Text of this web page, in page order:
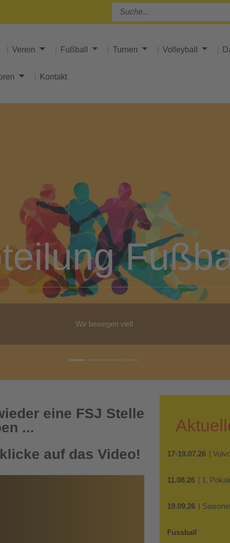
Verein Fußball Turnen Volleyball
Kontakt
Yoga, Step-Aerobic, Gymnastik, Walking - für jeden ist etwas dabei!
eine FSJ Stelle
...
auf das Video!
17-19.07.26 |
11.08.26 | 1.
19.09.26 |
Fussball